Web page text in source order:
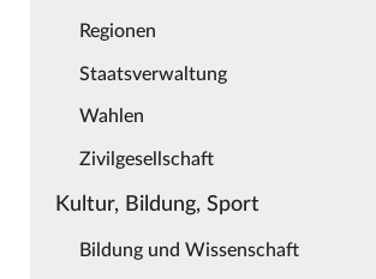
Regionen
Staatsverwaltung
Wahlen
Zivilgesellschaft
Kultur, Bildung, Sport
Bildung und Wissenschaft